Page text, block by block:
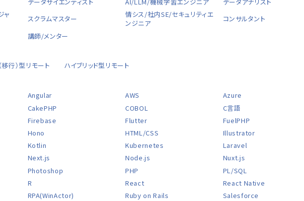
ャ
スクラムマスター
情シス/社内SE/セキュリティエ
ンジニア
コンサルタント
講師/メンター
移行）型リモート
ハイブリッド型リモート
Angular AWS Azure
CakePHP COBOL C言語
Firebase Flutter FuelPHP
Hono HTML/CSS Illustrator
Kotlin Kubernetes Laravel
Next.js Node.js Nuxt.js
Photoshop PHP PL/SQL
R React React Native
RPA(WinActor) Ruby on Rails Salesforce